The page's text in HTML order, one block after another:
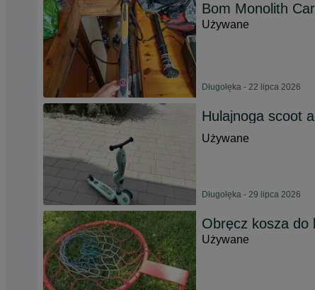
Bom Monolith
Używane
Długołęka - 22 lipca 2026
Hulajnoga scoot
Używane
Długołęka - 29 lipca 2026
Obręcz kosza do
Używane